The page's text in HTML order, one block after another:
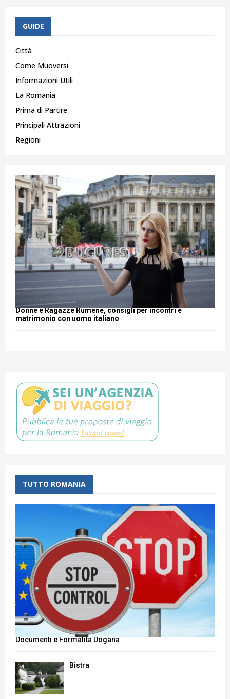
GUIDE
Città
Come Muoversi
Informazioni Utili
La Romania
Prima di Partire
Principali Attrazioni
Regioni
Donne e Ragazze Rumene, consigli per incontri e
matrimonio con uomo italiano
TUTTO ROMANIA
Documenti e Formalità Dogana
Bistra